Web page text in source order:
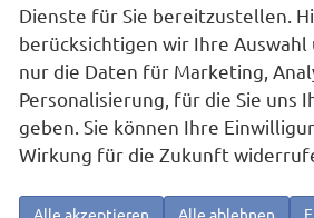
Volkswagen T7 California
Beach 2.0TDI DSG GV5 High+
sofort lieferbar Fahrzeug mit Tageszulassung
Dienste für Sie bereitzustellen.
berücksichtigen wir Ihre
nur die Daten für Marketing,
Personalisierung, für die Sie uns
geben. Sie können Ihre
Wirkung für die Zukunft